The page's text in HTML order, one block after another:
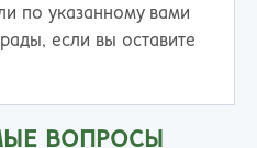
по указанному вами
если вы оставите
ВОПРОСЫ